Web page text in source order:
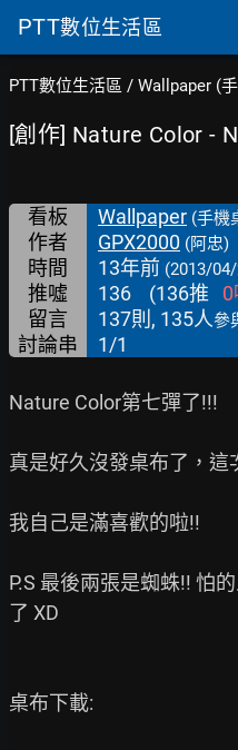
PTT數位生活區
PTT數位生活區 / Wallpaper (
[創作] Nature Color -
看板 Wallpaper (手機
作者 GPX2000 (阿忠)
時間 13年前 (2013/
推噓 136 (136推 0
留言
137則, 135人參
討論串 1/1
Nature Color第七彈了!!!
真是好久沒發桌布了，
我自己是滿喜歡的啦!!
P.S 最後兩張是蜘蛛!! 怕
了 XD
桌布下載: